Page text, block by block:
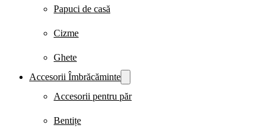
Papuci de casă
Cizme
Ghete
Accesorii Îmbrăcăminte
Accesorii pentru păr
Bentițe